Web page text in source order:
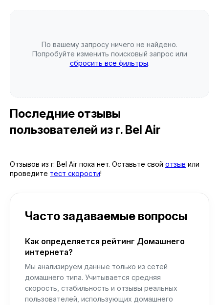
По вашему запросу ничего не найдено.
Попробуйте изменить поисковый запрос или
сбросить все фильтры.
Последние отзывы
пользователей из г. Bel Air
Отзывов из г. Bel Air пока нет. Оставьте свой отзыв или
проведите тест скорости!
Часто задаваемые вопросы
Как определяется рейтинг Домашнего
интернета?
Мы анализируем данные только из сетей
домашнего типа. Учитывается средняя
скорость, стабильность и отзывы реальных
пользователей, использующих домашнего